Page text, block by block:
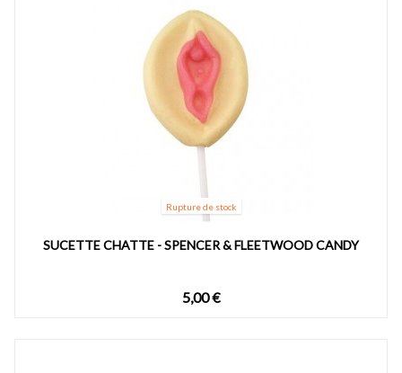
Rupture de stock
SUCETTE CHATTE - SPENCER & FLEETWOOD CANDY
5,00 €